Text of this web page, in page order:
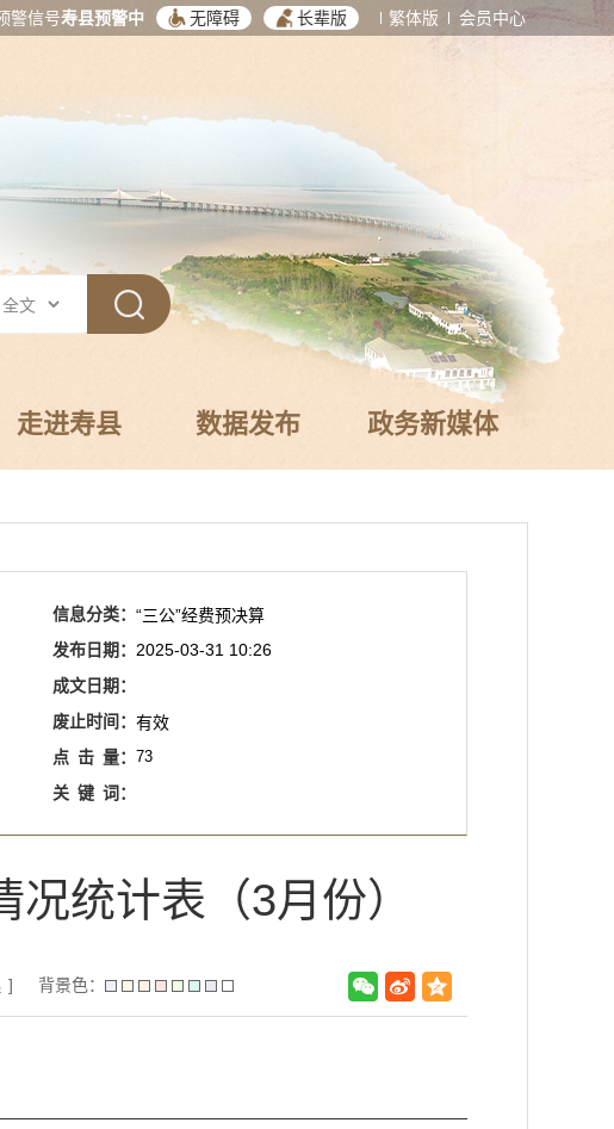
警信号寿县预警中 无障碍 长辈版 繁体版 会员中心
走进寿县 数据发布 政务新媒体
信息分类： “三公”经费预决算
发布日期： 2025-03-31 10:26
成文日期：
废止时间： 有效
点 击 量： 73
关 键 词：
统计表（3月份）
] 背景色：